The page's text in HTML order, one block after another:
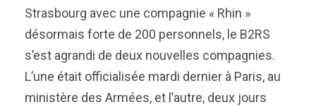
Strasbourg avec une compagnie « Rhin »
désormais forte de 200 personnels, le B2RS
s’est agrandi de deux nouvelles compagnies.
L’une était officialisée mardi dernier à Paris, au
ministère des Armées, et l’autre, deux jours